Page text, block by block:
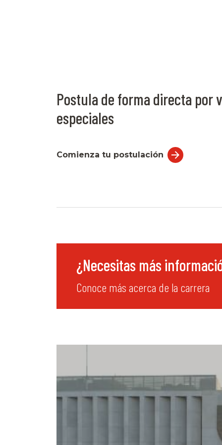
Postula de forma directa por
especiales
Comienza tu postulación
¿Necesitas más
Conoce más acerca de la carrera